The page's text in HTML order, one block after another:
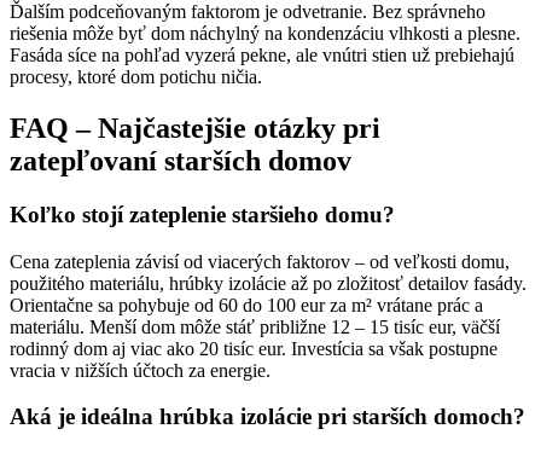
Ďalším podceňovaným faktorom je odvetranie. Bez správneho
riešenia môže byť dom náchylný na kondenzáciu vlhkosti a plesne.
Fasáda síce na pohľad vyzerá pekne, ale vnútri stien už prebiehajú
procesy, ktoré dom potichu ničia.
FAQ – Najčastejšie otázky pri
zatepľovaní starších domov
Koľko stojí zateplenie staršieho domu?
Cena zateplenia závisí od viacerých faktorov – od veľkosti domu,
použitého materiálu, hrúbky izolácie až po zložitosť detailov fasády.
Orientačne sa pohybuje od 60 do 100 eur za m² vrátane prác a
materiálu. Menší dom môže stáť približne 12 – 15 tisíc eur, väčší
rodinný dom aj viac ako 20 tisíc eur. Investícia sa však postupne
vracia v nižších účtoch za energie.
Aká je ideálna hrúbka izolácie pri starších domoch?